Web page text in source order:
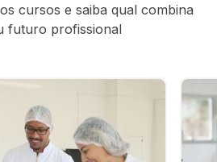
cursos e saiba qual combina
futuro profissional